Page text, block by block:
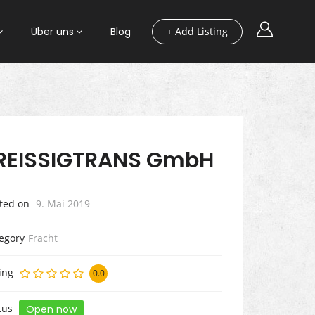
+ Add Listing
Über uns Blog
GmbH
on 9. Mai 2019
Fracht
0.0
Open now